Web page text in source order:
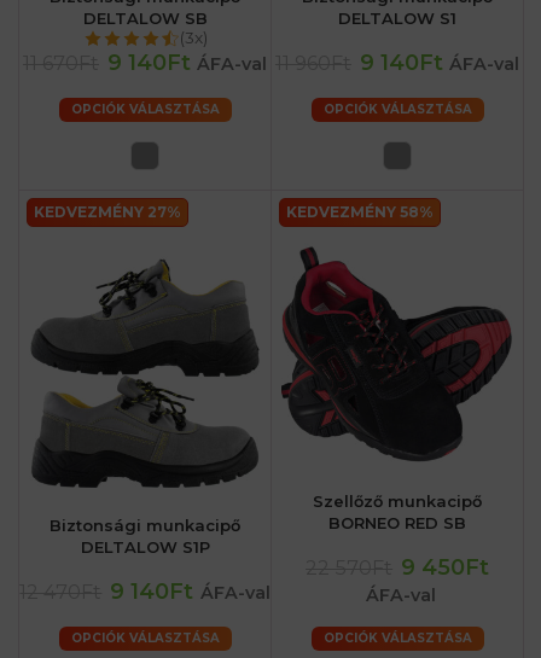
DELTALOW SB
(3x)
9 140Ft ÁFA-val
OPCIÓK VÁLASZTÁSA
DELTALOW S1
9 140Ft ÁFA-val
OPCIÓK VÁLASZTÁSA
KEDVEZMÉNY 27%
Biztonsági munkacipő
DELTALOW S1P
9 140Ft ÁFA-val
OPCIÓK VÁLASZTÁSA
KEDVEZMÉNY 58%
Szellőző munkacipő
BORNEO RED SB
9 450Ft
ÁFA-val
OPCIÓK VÁLASZTÁSA